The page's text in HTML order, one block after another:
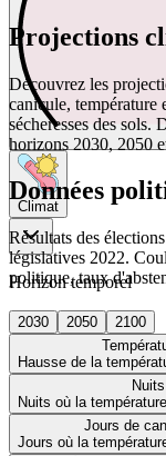
Climat
Horizon temporel
2030 2050
2100
Hausse de la
Nuits où la
Jours de
Jours où la
Projections
Découvrez les
canicule, température
sécheresses des sols.
horizons 2030, 2050
Données
Résultats des
législatives 2022.
politique, taux